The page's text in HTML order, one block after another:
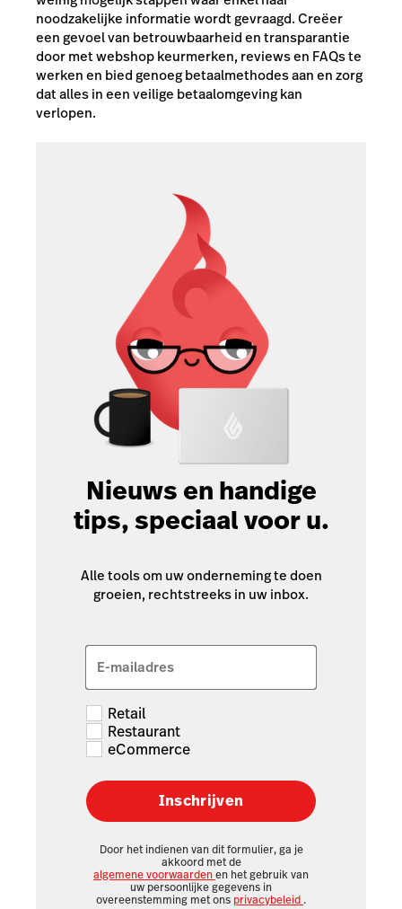
noodzakelijke informatie wordt gevraagd. Creëer
een gevoel van betrouwbaarheid en transparantie
door met webshop keurmerken, reviews en FAQs te
werken en bied genoeg betaalmethodes aan en zorg
dat alles in een veilige betaalomgeving kan
verlopen.
Nieuws en handige
tips, speciaal voor u.
Alle tools om uw onderneming te doen
groeien, rechtstreeks in uw inbox.
E-mailadres
Retail
Restaurant
eCommerce
Inschrijven
Door het indienen van dit formulier, ga je
akkoord met de
algemene voorwaardenen het gebruik van
uw persoonlijke gegevens in
overeenstemming met ons privacybeleid .